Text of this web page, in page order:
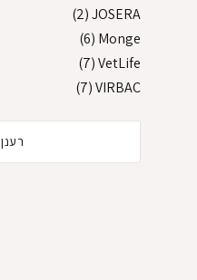
JOSERA
(2)
Monge
(6)
VetLife
(7)
VIRBAC
(7)
רענן